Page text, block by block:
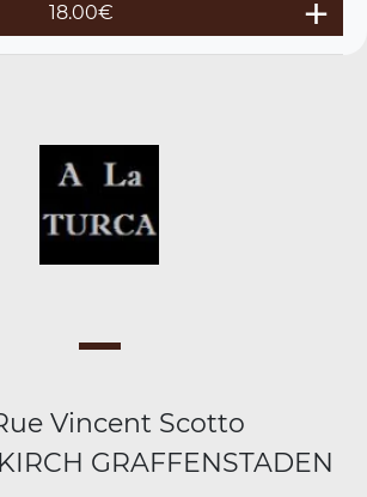
18.00€
Vincent Scotto
GRAFFENSTADEN